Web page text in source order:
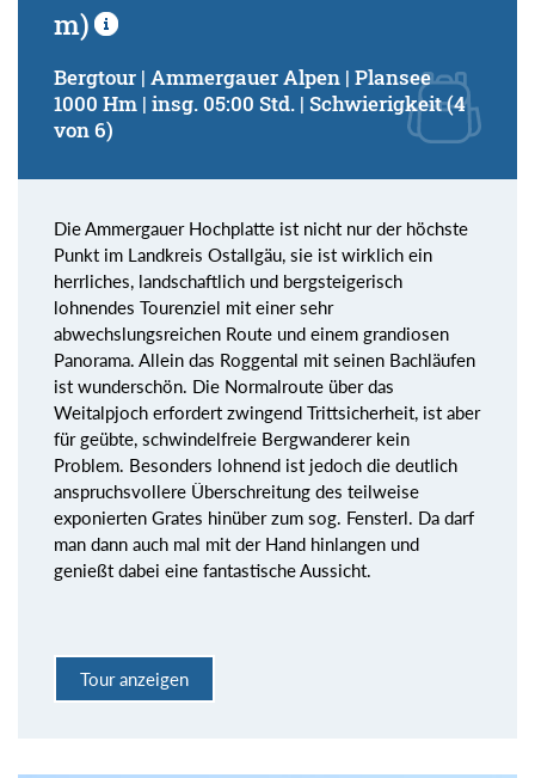
m)
Bergtour | Ammergauer Alpen | Plansee
1000 Hm | insg. 05:00 Std. | Schwierigkeit (4
von 6)
Die Ammergauer Hochplatte ist nicht nur der höchste
Punkt im Landkreis Ostallgäu, sie ist wirklich ein
herrliches, landschaftlich und bergsteigerisch
lohnendes Tourenziel mit einer sehr
abwechslungsreichen Route und einem grandiosen
Panorama. Allein das Roggental mit seinen Bachläufen
ist wunderschön. Die Normalroute über das
Weitalpjoch erfordert zwingend Trittsicherheit, ist aber
für geübte, schwindelfreie Bergwanderer kein
Problem. Besonders lohnend ist jedoch die deutlich
anspruchsvollere Überschreitung des teilweise
exponierten Grates hinüber zum sog. Fensterl. Da darf
man dann auch mal mit der Hand hinlangen und
genießt dabei eine fantastische Aussicht.
Tour anzeigen